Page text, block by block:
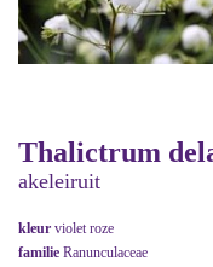
Thalictrum
akeleiruit
kleur violet roze
familie Ranunculaceae